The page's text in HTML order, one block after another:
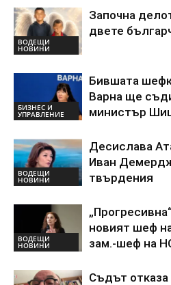
ВОДЕЩИ
НОВИНИ
Започна
двете
БИЗНЕС И
УПРАВЛЕНИЕ
Бившата
Варна ще
министър
ВОДЕЩИ
НОВИНИ
Десислава
Иван
твърдения
ВОДЕЩИ
НОВИНИ
новият шеф
зам.-шеф на
Съдът